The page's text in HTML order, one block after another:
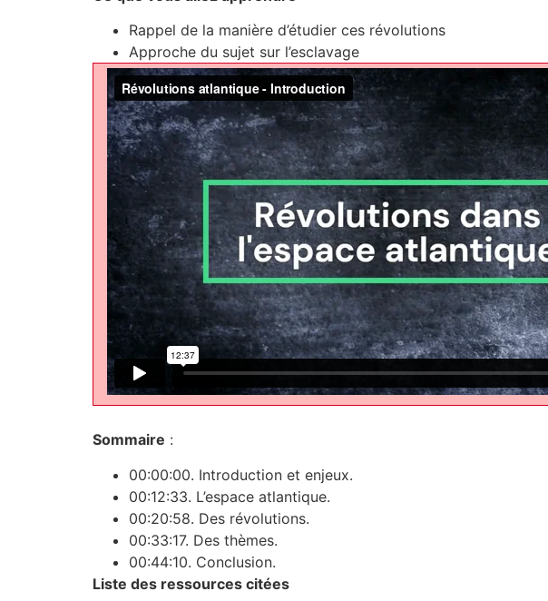
Rappel de la manière d’étudier ces révolutions
Approche du sujet sur l’esclavage
Sommaire :
00:00:00. Introduction et enjeux.
00:12:33. L’espace atlantique.
00:20:58. Des révolutions.
00:33:17. Des thèmes.
00:44:10. Conclusion.
Liste des ressources citées